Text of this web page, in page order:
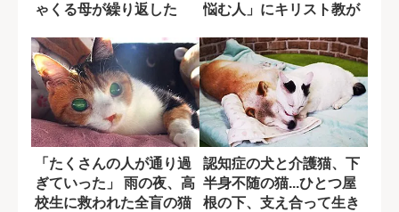
ゃくる母が繰り返した
悩む人」にキリスト教が
「たくさんの人が通り過
ぎていった」 雨の夜、高
校生に救われた全盲の猫
認知症の犬と介護猫、下
半身不随の猫...ひとつ屋
根の下、支え合って生き